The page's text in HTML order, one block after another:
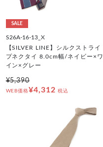
SALE
S26A-16-13_X
【SILVER LINE】シルクストライ
プネクタイ 8.0cm幅/ネイビー×ワ
イン×グレー
¥5,390
WEB価格¥4,312 税込